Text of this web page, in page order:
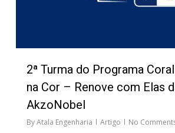
2ª Turma do Programa
na Cor – Renove com Elas
AkzoNobel
ByAtala Engenharia Artigo No